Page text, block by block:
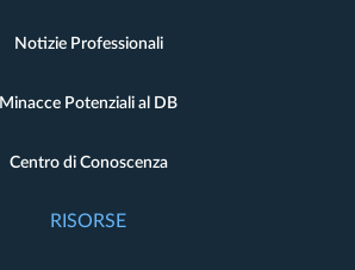
Notizie Professionali
Minacce Potenziali al DB
Centro di Conoscenza
RISORSE